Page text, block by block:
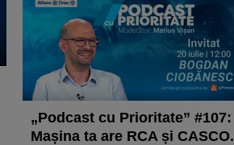
„Podcast cu Prioritate” #107:
Mașina ta are RCA și CASCO.